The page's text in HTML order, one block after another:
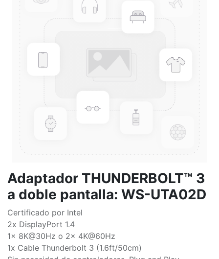
Adaptador THUNDERBOLT™ 3
a doble pantalla: WS-UTA02D
Certificado por Intel
2x DisplayPort 1.4
1x 8K@30Hz o 2x 4K@60Hz
1x Cable Thunderbolt 3 (1.6ft/50cm)